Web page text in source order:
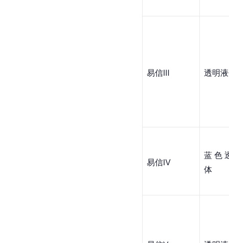
易信Ⅲ 透明
易信Ⅳ
蓝色
体